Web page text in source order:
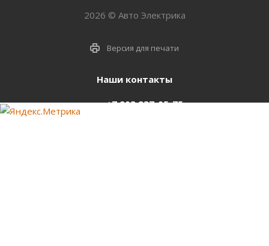
2026 © Авто Электрика
Версия для печати
Наши контакты
+7 903 937-05-75